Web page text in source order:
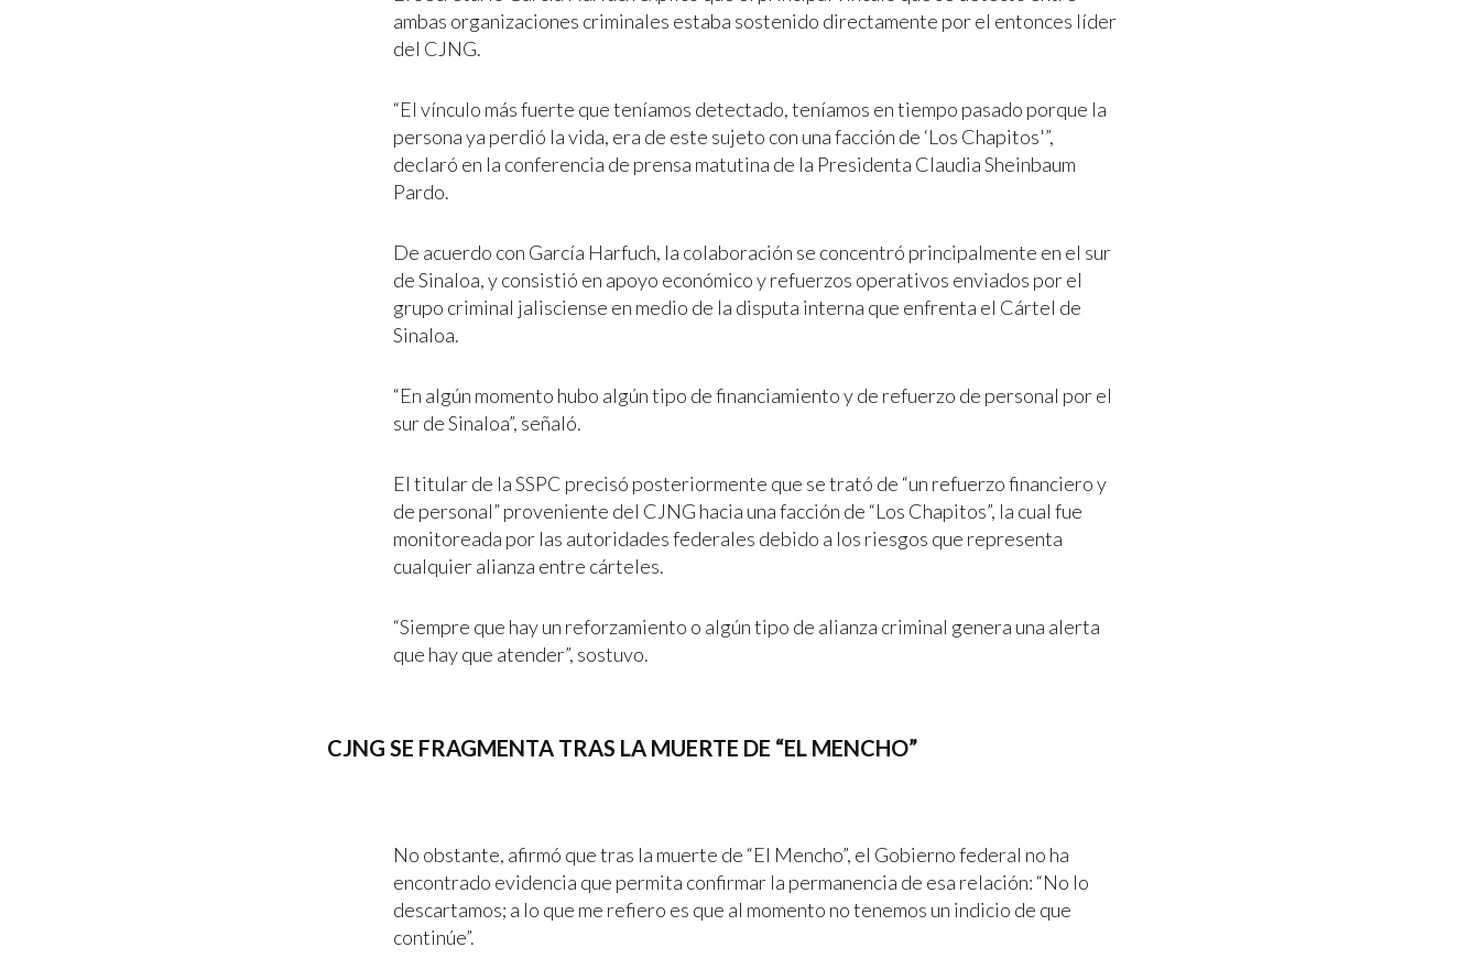
ambas organizaciones criminales estaba sostenido directamente por el entonces líder
del CJNG.
“El vínculo más fuerte que teníamos detectado, teníamos en tiempo pasado porque la
persona ya perdió la vida, era de este sujeto con una facción de ‘Los Chapitos'”,
declaró en la conferencia de prensa matutina de la Presidenta Claudia Sheinbaum
Pardo.
De acuerdo con García Harfuch, la colaboración se concentró principalmente en el sur
de Sinaloa, y consistió en apoyo económico y refuerzos operativos enviados por el
grupo criminal jalisciense en medio de la disputa interna que enfrenta el Cártel de
Sinaloa.
“En algún momento hubo algún tipo de financiamiento y de refuerzo de personal por el
sur de Sinaloa”, señaló.
El titular de la SSPC precisó posteriormente que se trató de “un refuerzo financiero y
de personal” proveniente del CJNG hacia una facción de “Los Chapitos”, la cual fue
monitoreada por las autoridades federales debido a los riesgos que representa
cualquier alianza entre cárteles.
“Siempre que hay un reforzamiento o algún tipo de alianza criminal genera una alerta
que hay que atender”, sostuvo.
CJNG SE FRAGMENTA TRAS LA MUERTE DE “EL MENCHO”
No obstante, afirmó que tras la muerte de “El Mencho”, el Gobierno federal no ha
encontrado evidencia que permita confirmar la permanencia de esa relación: “No lo
descartamos; a lo que me refiero es que al momento no tenemos un indicio de que
continúe”.